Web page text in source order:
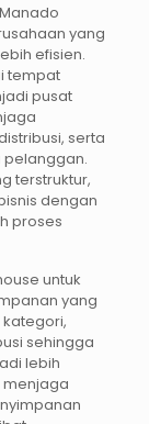
yang
efisien.
tempat
pusat
serta
pelanggan.
terstruktur,
dengan
proses
untuk
yang
sehingga
lebih
menjaga